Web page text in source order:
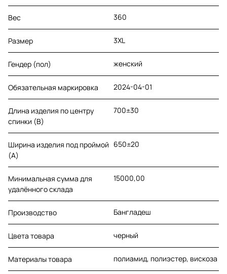
Вес 360
Размер 3XL
Гендер (пол) женский
Обязательная маркировка 2024-04-01
Длина изделия по центру
спинки (B)
700±30
Ширина изделия под проймой
(A)
650±20
Минимальная сумма для
удалённого склада
15000,00
Производство Бангладеш
Цвета товара черный
Материалы товара полиамид, полиэстер, вискоза